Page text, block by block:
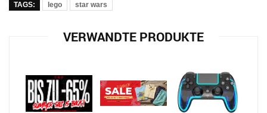
TAGS: lego star wars
VERWANDTE PRODUKTE